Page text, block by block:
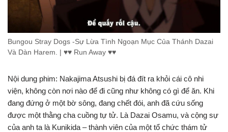
Bungou Stray Dogs -Sự Lừa Tình Ngoạn Mục Của Thánh Dazai
Và Dàn Harem. | ♥♥ Run Away ♥♥
Nội dung phim: Nakajima Atsushi bị đá đít ra khỏi cái cô nhi
viện, không còn nơi nào để đi cũng như không có gì để ăn. Khi
đang đứng ở một bờ sông, đang chết đói, anh đã cứu sống
được một thằng cha cuồng tự tử. Là Dazai Osamu, và cộng sự
của anh ta là Kunikida – thành viên của một tổ chức thám tử